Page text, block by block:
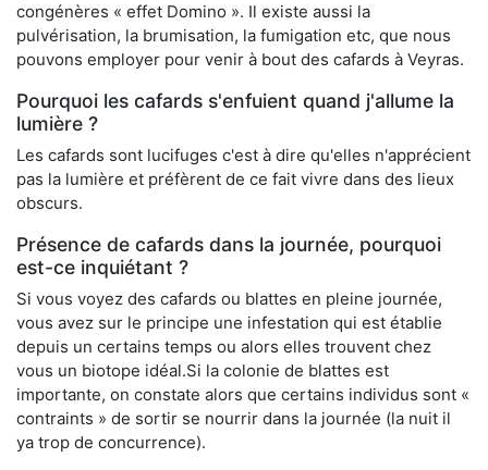
congénères « effet Domino ». Il existe aussi la
pulvérisation, la brumisation, la fumigation etc, que nous
pouvons employer pour venir à bout des cafards à Veyras.
Pourquoi les cafards s'enfuient quand j'allume la
lumière ?
Les cafards sont lucifuges c'est à dire qu'elles n'apprécient
pas la lumière et préfèrent de ce fait vivre dans des lieux
obscurs.
Présence de cafards dans la journée, pourquoi
est-ce inquiétant ?
Si vous voyez des cafards ou blattes en pleine journée,
vous avez sur le principe une infestation qui est établie
depuis un certains temps ou alors elles trouvent chez
vous un biotope idéal.Si la colonie de blattes est
importante, on constate alors que certains individus sont «
contraints » de sortir se nourrir dans la journée (la nuit il
ya trop de concurrence).